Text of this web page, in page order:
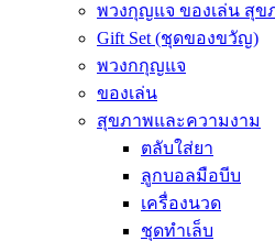
พวงกุญแจ ของเล่น สุ
Gift Set (ชุดของขวัญ)
พวงกกุญแจ
ของเล่น
สุขภาพและความงาม
ตลับใส่ยา
ลูกบอลมือบีบ
เครื่องนวด
ชุดทำเล็บ